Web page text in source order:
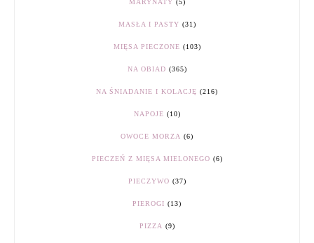
MARYNATY (5)
MASŁA I PASTY (31)
MIĘSA PIECZONE (103)
NA OBIAD (365)
NA ŚNIADANIE I KOLACJĘ (216)
NAPOJE (10)
OWOCE MORZA (6)
PIECZEŃ Z MIĘSA MIELONEGO (6)
PIECZYWO (37)
PIEROGI (13)
PIZZA (9)